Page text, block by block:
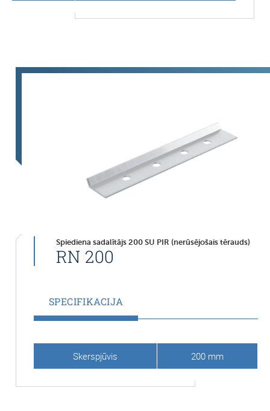
Spiediena sadalītājs 200 SU PIR (nerūsējošais tērauds)
RN 200
SPECIFIKACIJA
Skerspjūvis 200 mm